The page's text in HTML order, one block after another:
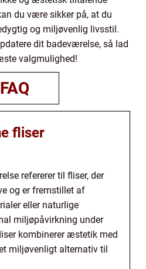
du være sikker på, at du
og miljøvenlig livsstil.
dit badeværelse, så lad
valgmulighed!
FAQ
fliser
refererer til fliser, der
og er fremstillet af
eller naturlige
miljøpåvirkning under
kombinerer æstetik med
miljøvenligt alternativ til